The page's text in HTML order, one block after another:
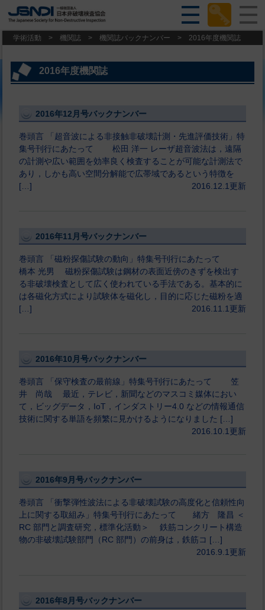
学術活動 > 機関誌 > 機関誌バックナンバー > 2016年度機関誌
2016年度機関誌
2016年12月号バックナンバー
巻頭言 「超音波による非接触非破壊計測・先進評価技術」特
集号刊行にあたって 松田 洋一 レーザ超音波法は，遠隔
の計測や広い範囲を効率良く検査することが可能な計測法で
あり，しかも高い空間分解能で広帯域であるという特徴を
[…]
2016.12.1更新
2016年11月号バックナンバー
巻頭言 「磁粉探傷試験の動向」特集号刊行にあたって
橋本 光男 磁粉探傷試験は鋼材の表面近傍のきずを検出す
る非破壊検査として広く使われている手法である。基本的に
は各磁化方式により試験体を磁化し，目的に応じた磁粉を適
[…]
2016.11.1更新
2016年10月号バックナンバー
巻頭言 「保守検査の最前線」特集号刊行にあたって 笠
井 尚哉 最近，テレビ，新聞などのマスコミ媒体におい
て，ビッグデータ，IoT，インダストリー4.0 などの情報通信
技術に関する単語を頻繁に見かけるようになりました […]
2016.10.1更新
2016年9月号バックナンバー
巻頭言 「衝撃弾性波法による非破壊試験の高度化と信頼性向
上に関する取組み」特集号刊行にあたって 緒方 隆昌 ＜
RC 部門と調査研究，標準化活動＞ 鉄筋コンクリート構造
物の非破壊試験部門（RC 部門）の前身は，鉄筋コ […]
2016.9.1更新
2016年8月号バックナンバー